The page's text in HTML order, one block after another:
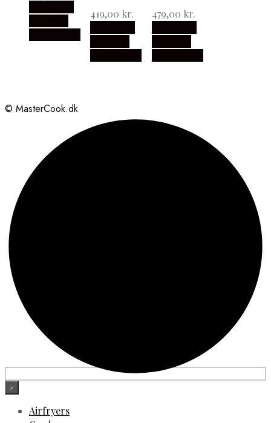
419,00 kr.
479,00 kr.
© MasterCook.dk
×
Airfryers